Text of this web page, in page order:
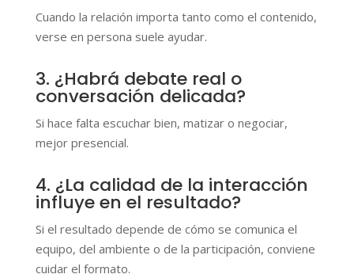
Cuando la relación importa tanto como el contenido,
verse en persona suele ayudar.
3. ¿Habrá debate real o
conversación delicada?
Si hace falta escuchar bien, matizar o negociar,
mejor presencial.
4. ¿La calidad de la interacción
influye en el resultado?
Si el resultado depende de cómo se comunica el
equipo, del ambiente o de la participación, conviene
cuidar el formato.